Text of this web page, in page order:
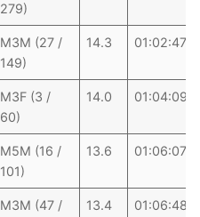
279)
M3M (27 /
149)
14.3 01:02:47
M3F (3 /
60)
14.0 01:04:09
M5M (16 /
101)
13.6 01:06:07
M3M (47 /
13.4 01:06:48